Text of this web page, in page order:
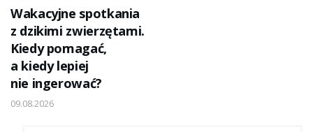
Wakacyjne spotkania
z dzikimi zwierzętami.
Kiedy pomagać,
a kiedy lepiej
nie ingerować?
09.08.2026